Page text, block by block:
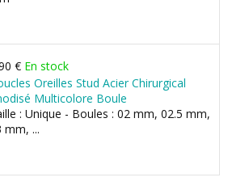
€ En stock
Oreilles Stud Acier Chirurgical
Multicolore Boule
: Unique - Boules : 02 mm, 02.5 mm,
mm, ...